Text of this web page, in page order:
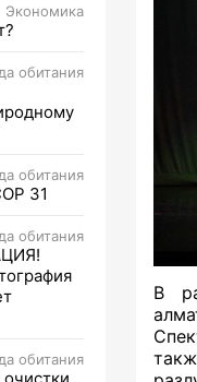
Экономика
обитания
обитания
31
обитания
обитания
В